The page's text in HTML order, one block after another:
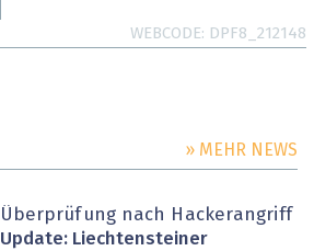
WEBCODE DPF8_212148
» MEHR NEWS
Überprüfung nach Hackerangriff
Update: Liechtensteiner